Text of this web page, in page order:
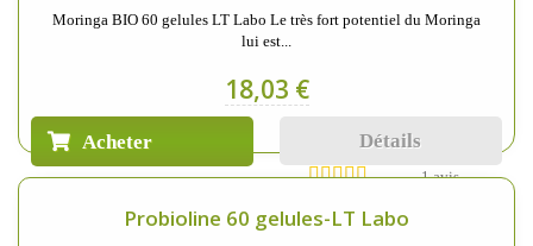
Moringa BIO 60 gelules LT Labo Le très fort potentiel du Moringa
lui est...
18,03 €
Acheter Détails
1 avis
Probioline 60 gelules-LT Labo